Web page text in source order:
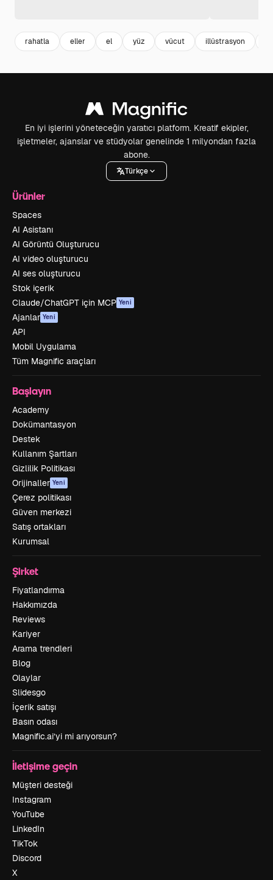
rahatla eller el yüz vücut illüstrasyon
En iyi işlerini yöneteceğin yaratıcı platform. Kreatif ekipler,
işletmeler, ajanslar ve stüdyolar genelinde 1 milyondan fazla
abone.
Türkçe
Ürünler
Spaces
AI Asistanı
AI Görüntü Oluşturucu
AI video oluşturucu
AI ses oluşturucu
Stok içerik
Claude/ChatGPT için MCP Yeni
Ajanlar Yeni
API
Mobil Uygulama
Tüm Magnific araçları
Başlayın
Academy
Dokümantasyon
Destek
Kullanım Şartları
Gizlilik Politikası
Orijinaller Yeni
Çerez politikası
Güven merkezi
Satış ortakları
Kurumsal
Şirket
Fiyatlandırma
Hakkımızda
Reviews
Kariyer
Arama trendleri
Blog
Olaylar
Slidesgo
İçerik satışı
Basın odası
Magnific.ai’yi mi arıyorsun?
İletişime geçin
Müşteri desteği
Instagram
YouTube
LinkedIn
TikTok
Discord
X